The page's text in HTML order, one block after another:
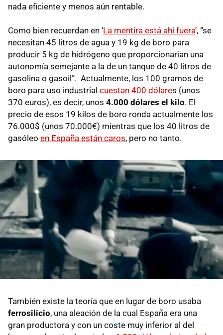
nada eficiente y menos aún rentable.
Como bien recuerdan en ‘La mentira está ahí fuera’, “se
necesitan 45 litros de agua y 19 kg de boro para
producir 5 kg de hidrógeno que proporcionarían una
autonomía semejante a la de un tanque de 40 litros de
gasolina o gasoil”. Actualmente, los 100 gramos de
boro para uso industrial cuestan 400 dólares (unos
370 euros), es decir, unos 4.000 dólares el kilo. El
precio de esos 19 kilos de boro ronda actualmente los
76.000$ (unos 70.000€) mientras que los 40 litros de
gasóleo en España están caros, pero no tanto.
También existe la teoría que en lugar de boro usaba
ferrosilicio, una aleación de la cual España era una
gran productora y con un coste muy inferior al del